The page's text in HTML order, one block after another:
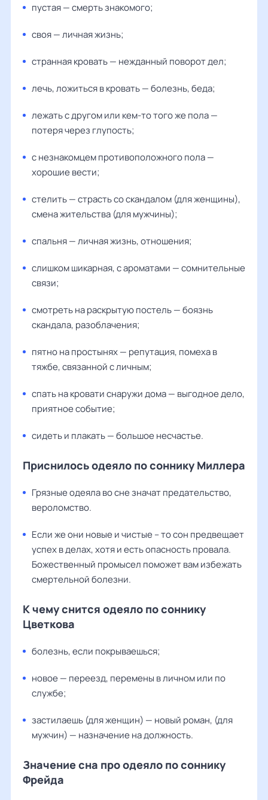
пустая — смерть знакомого;
своя — личная жизнь;
странная кровать — нежданный поворот дел;
лечь, ложиться в кровать — болезнь, беда;
лежать с другом или кем-то того же пола —
потеря через глупость;
с незнакомцем противоположного пола —
хорошие вести;
стелить — страсть со скандалом (для женщины),
смена жительства (для мужчины);
спальня — личная жизнь, отношения;
слишком шикарная, с ароматами — сомнительные
связи;
смотреть на раскрытую постель — боязнь
скандала, разоблачения;
пятно на простынях — репутация, помеха в
тяжбе, связанной с личным;
спать на кровати снаружи дома — выгодное дело,
приятное событие;
сидеть и плакать — большое несчастье.
Приснилось одеяло по соннику Миллера
Грязные одеяла во сне значат предательство,
вероломство.
Если же они новые и чистые – то сон предвещает
успех в делах, хотя и есть опасность провала.
Божественный промысел поможет вам избежать
смертельной болезни.
К чему снится одеяло по соннику
Цветкова
болезнь, если покрываешься;
новое — переезд, перемены в личном или по
службе;
застилаешь (для женщин) — новый роман, (для
мужчин) — назначение на должность.
Значение сна про одеяло по соннику
Фрейда